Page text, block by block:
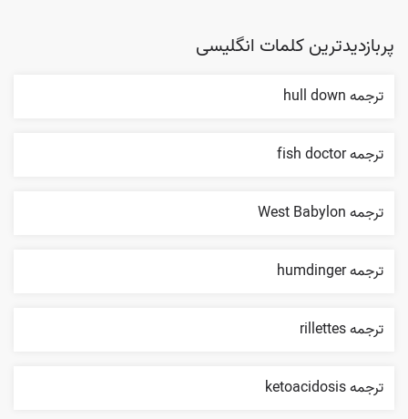
پربازدیدترین کلمات انگلیسی
ترجمه hull down
ترجمه fish doctor
ترجمه West Babylon
ترجمه humdinger
ترجمه rillettes
ترجمه ketoacidosis